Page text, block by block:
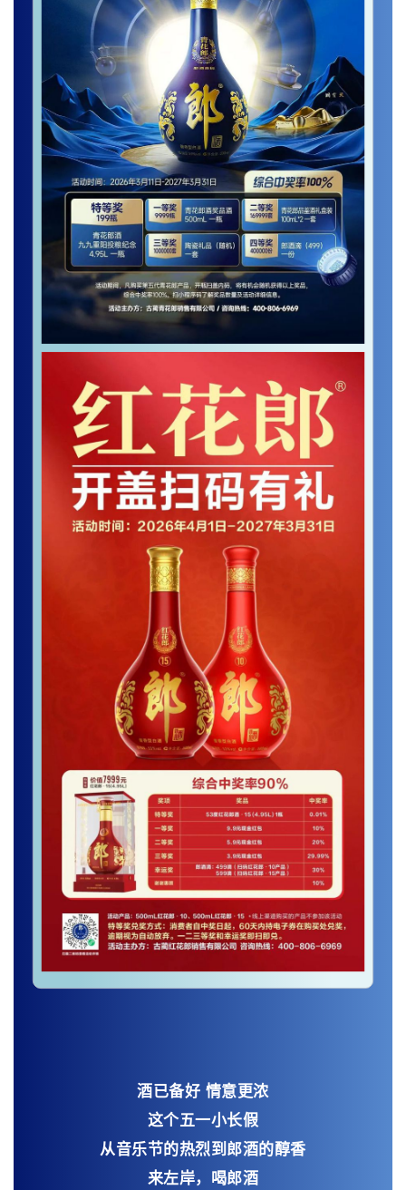
酒已备好 情意更浓
这个五一小长假
从音乐节的热烈到郎酒的醇香
来左岸，喝郎酒